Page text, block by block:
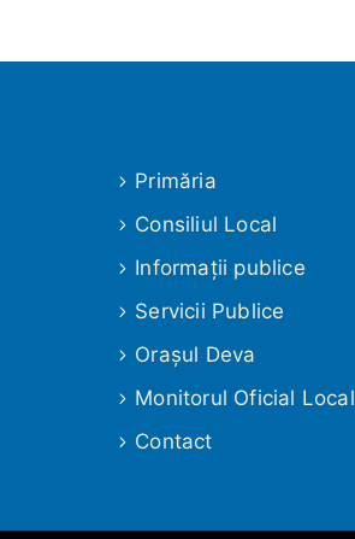
Primăria
Consiliul Local
Informaţii publice
Servicii Publice
Oraşul Deva
Monitorul Oficial Local
Contact